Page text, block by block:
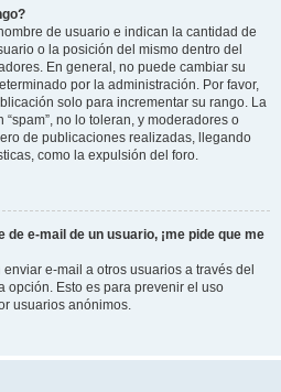
de usuario e indican la cantidad de
o la posición del mismo dentro del
En general, no puede cambiar su
por la administración. Por favor,
solo para incrementar su rango. La
no lo toleran, y moderadores o
de publicaciones realizadas, llegando
como la expulsión del foro.
e-mail de un usuario, ¡me pide que me
e-mail a otros usuarios a través del
opción. Esto es para prevenir el uso
usuarios anónimos.